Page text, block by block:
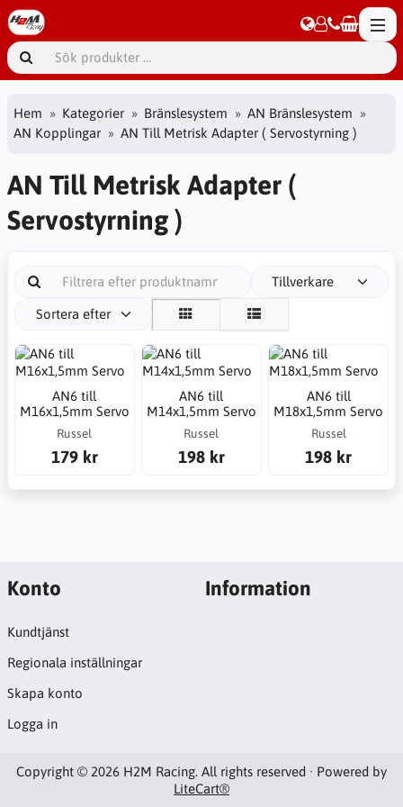
Hem Kategorier Bränslesystem
AN Bränslesystem
AN Kopplingar
AN Till Metrisk Adapter ( Servostyrning )
AN Till Metrisk Adapter (
Servostyrning )
Tillverkare
Sortera efter
AN6 till
M16x1,5mm Servo
Russel
179 kr
AN6 till
M14x1,5mm Servo
Russel
198 kr
AN6 till
M18x1,5mm Servo
Russel
198 kr
Konto
Kundtjänst
Regionala inställningar
Skapa konto
Logga in
Information
Copyright © 2026 H2M Racing. All rights reserved · Powered by
LiteCart®